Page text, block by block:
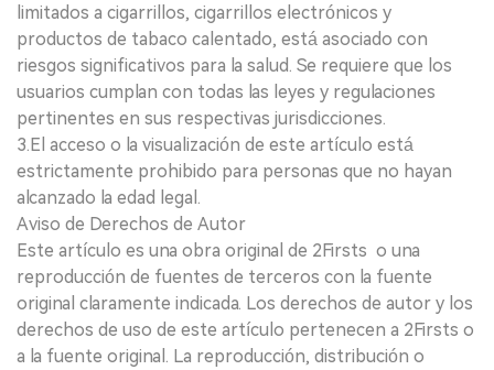
limitados a cigarrillos, cigarrillos electrónicos y
productos de tabaco calentado, está asociado con
riesgos significativos para la salud. Se requiere que los
usuarios cumplan con todas las leyes y regulaciones
pertinentes en sus respectivas jurisdicciones.
3.El acceso o la visualización de este artículo está
estrictamente prohibido para personas que no hayan
alcanzado la edad legal.
Aviso de Derechos de Autor
Este artículo es una obra original de 2Firsts o una
reproducción de fuentes de terceros con la fuente
original claramente indicada. Los derechos de autor y los
derechos de uso de este artículo pertenecen a 2Firsts o
a la fuente original. La reproducción, distribución o